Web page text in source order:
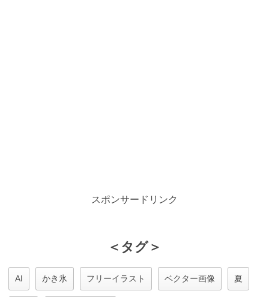
スポンサードリンク
＜タグ＞
AI かき氷 フリーイラスト ベクター画像 夏